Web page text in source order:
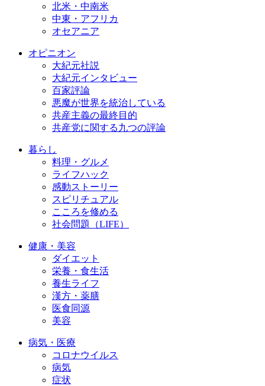
北米・中南米
中東・アフリカ
オセアニア
オピニオン
大紀元社説
大紀元インタビュー
百家評論
悪魔が世界を統治している
共産主義の最終目的
共産党に関する九つの評論
暮らし
料理・グルメ
ライフハック
感動ストーリー
スピリチュアル
こころを修める
社会問題（LIFE）
健康・美容
ダイエット
栄養・食生活
養生ライフ
漢方・薬膳
医食同源
美容
病気・医療
コロナウイルス
病気
症状